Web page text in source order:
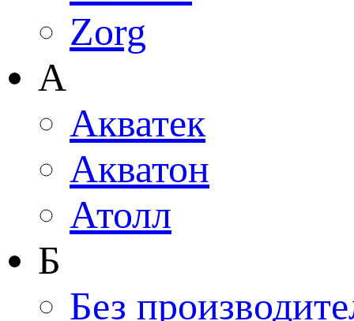
Zorg
А
Акватек
Акватон
Атолл
Б
Без